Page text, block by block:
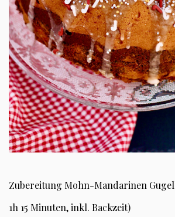
Zubereitung Mohn-Mandarinen
1h 15 Minuten, inkl. Backzeit)